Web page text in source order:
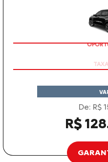
De: R$
R$